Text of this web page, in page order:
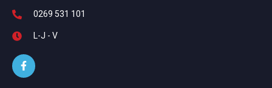
0269 531 101
L-J - V